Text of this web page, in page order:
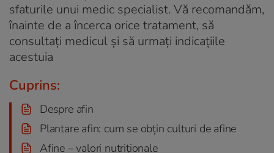
sfaturile unui medic specialist. Vă recomandăm,
înainte de a încerca orice tratament, să
consultați medicul și să urmați indicațiile
acestuia
Cuprins:
Despre afin
Plantare afin: cum se obțin culturi de afine
Afine – valori nutriționale